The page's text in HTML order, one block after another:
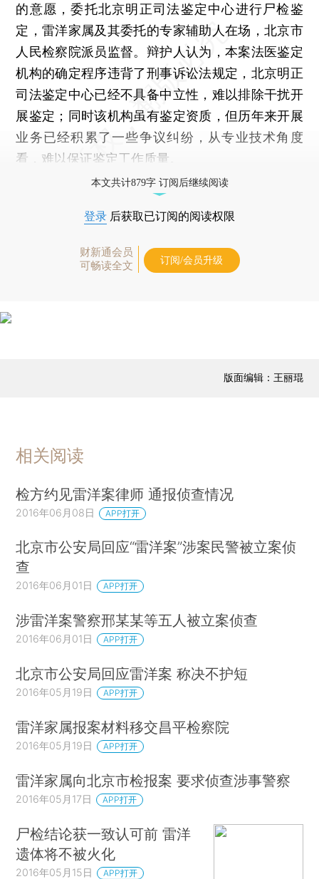
的意愿，委托北京明正司法鉴定中心进行尸检鉴
定，雷洋家属及其委托的专家辅助人在场，北京市
人民检察院派员监督。辩护人认为，本案法医鉴定
机构的确定程序违背了刑事诉讼法规定，北京明正
司法鉴定中心已经不具备中立性，难以排除干扰开
展鉴定；同时该机构虽有鉴定资质，但历年来开展
业务已经积累了一些争议纠纷，从专业技术角度
看，难以保证鉴定工作质量。
本文共计879字 订阅后继续阅读
登录 后获取已订阅的阅读权限
财新通会员
可畅读全文
订阅/会员升级
版面编辑：王丽琨
相关阅读
检方约见雷洋案律师 通报侦查情况
2016年06月08日 APP打开
北京市公安局回应“雷洋案”涉案民警被立案侦
查
2016年06月01日 APP打开
涉雷洋案警察邢某某等五人被立案侦查
2016年06月01日 APP打开
北京市公安局回应雷洋案 称决不护短
2016年05月19日 APP打开
雷洋家属报案材料移交昌平检察院
2016年05月19日 APP打开
雷洋家属向北京市检报案 要求侦查涉事警察
2016年05月17日 APP打开
尸检结论获一致认可前 雷洋
遗体将不被火化
2016年05月15日 APP打开